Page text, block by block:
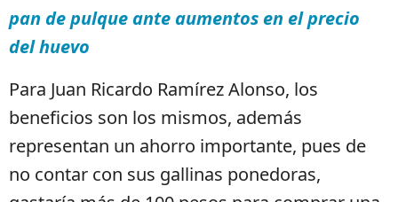
pan de pulque ante aumentos en el precio
del huevo
Para Juan Ricardo Ramírez Alonso, los
beneficios son los mismos, además
representan un ahorro importante, pues de
no contar con sus gallinas ponedoras,